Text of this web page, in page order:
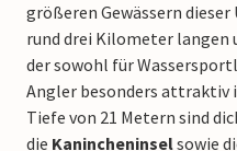
größeren Gewässern
rund drei Kilometer langen
der sowohl für
Angler besonders attraktiv
Tiefe von 21 Metern sind
die Kanincheninselsowie